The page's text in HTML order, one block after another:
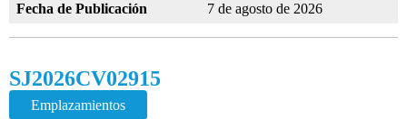
Fecha de Publicación
7 de agosto de 2026
SJ2026CV02915
Emplazamientos